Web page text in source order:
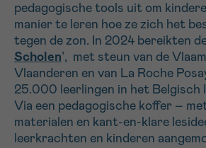
pedagogische tools uit om
manier te leren hoe ze zich het
tegen de zon. In 2024 bereikten de
Scholen’, met steun van de
Vlaanderen en van La Roche
25.000 leerlingen in het Belgisch
Via een pedagogische koffer –
materialen en kant-en-klare
leerkrachten en kinderen